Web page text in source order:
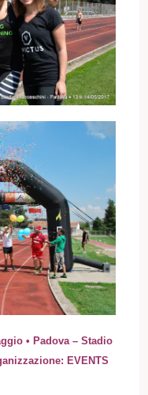
• Padova – Stadio
EVENTS